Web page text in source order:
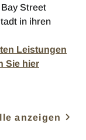
Street
in ihren
Leistungen
Sie hier
anzeigen